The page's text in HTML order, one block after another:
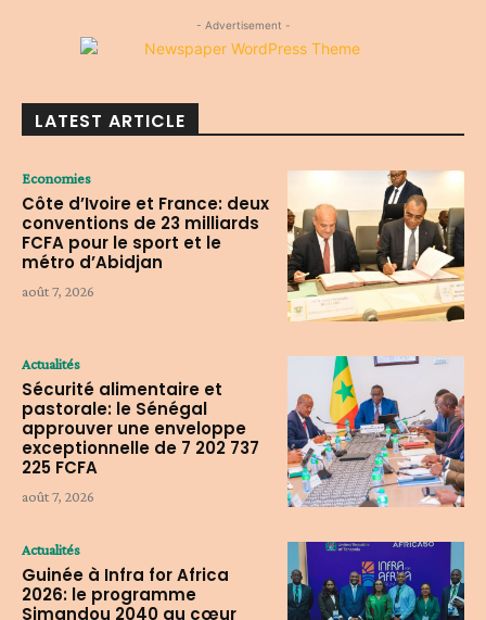
- Advertisement -
LATEST ARTICLE
Economies
Côte d’Ivoire et France: deux
conventions de 23 milliards
FCFA pour le sport et le
métro d’Abidjan
août 7, 2026
Actualités
Sécurité alimentaire et
pastorale: le Sénégal
approuver une enveloppe
exceptionnelle de 7 202 737
225 FCFA
août 7, 2026
Actualités
Guinée à Infra for Africa
2026: le programme
Simandou 2040 au cœur